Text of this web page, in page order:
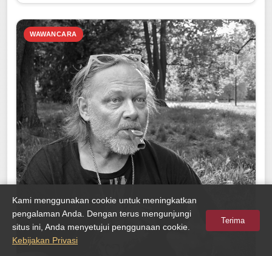
WAWANCARA
Kami menggunakan cookie untuk meningkatkan
pengalaman Anda. Dengan terus mengunjungi
situs ini, Anda menyetujui penggunaan cookie.
Kebijakan Privasi
Terima